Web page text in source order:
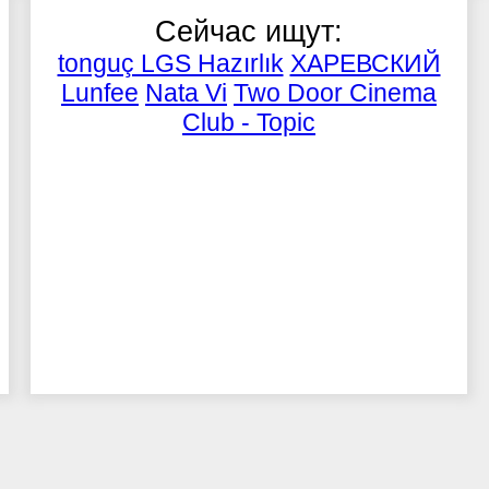
Сейчас ищут:
tonguç LGS Hazırlık ХАРЕВСКИЙ
Lunfee Nata Vi Two Door Cinema
Club - Topic